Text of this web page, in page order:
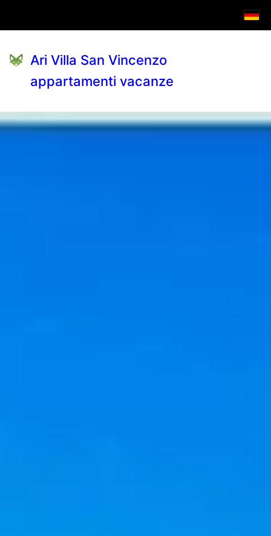
Ari Villa San Vincenzo
appartamenti vacanze